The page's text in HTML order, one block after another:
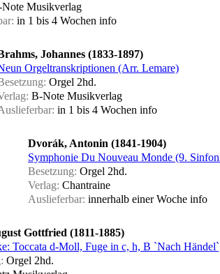
Musikverlag
in 1 bis 4 Wochen info
Johannes (1833-1897)
Orgeltranskriptionen (Arr. Lemare)
Orgel 2hd.
B-Note Musikverlag
in 1 bis 4 Wochen info
Dvorák, Antonin (1841-1904)
Symphonie Du Nouveau Monde (9.
Besetzung: Orgel 2hd.
Verlag: Chantraine
Auslieferbar: innerhalb einer Woche info
Gottfried (1811-1885)
Toccata d-Moll, Fuge in c, h, B `Nach
Orgel 2hd.